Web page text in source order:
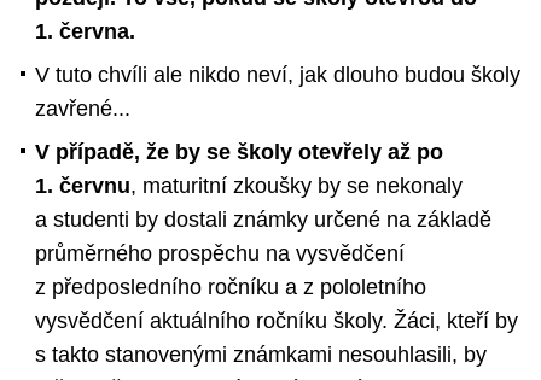
1. června.
V tuto chvíli ale nikdo neví, jak dlouho budou školy
zavřené...
V případě, že by se školy otevřely až po
1. červnu, maturitní zkoušky by se nekonaly
a studenti by dostali známky určené na základě
průměrného prospěchu na vysvědčení
z předposledního ročníku a z pololetního
vysvědčení aktuálního ročníku školy. Žáci, kteří by
s takto stanovenými známkami nesouhlasili, by